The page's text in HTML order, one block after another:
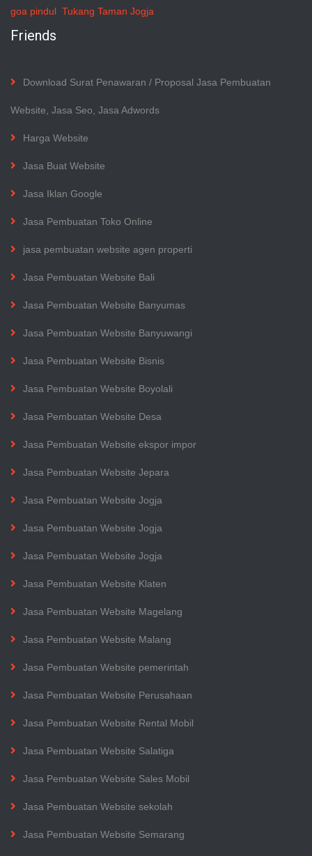
goa pindul Tukang Taman Jogja
Friends
Download Surat Penawaran / Proposal Jasa Pembuatan
Website, Jasa Seo, Jasa Adwords
Harga Website
Jasa Buat Website
Jasa Iklan Google
Jasa Pembuatan Toko Online
jasa pembuatan website agen properti
Jasa Pembuatan Website Bali
Jasa Pembuatan Website Banyumas
Jasa Pembuatan Website Banyuwangi
Jasa Pembuatan Website Bisnis
Jasa Pembuatan Website Boyolali
Jasa Pembuatan Website Desa
Jasa Pembuatan Website ekspor impor
Jasa Pembuatan Website Jepara
Jasa Pembuatan Website Jogja
Jasa Pembuatan Website Jogja
Jasa Pembuatan Website Jogja
Jasa Pembuatan Website Klaten
Jasa Pembuatan Website Magelang
Jasa Pembuatan Website Malang
Jasa Pembuatan Website pemerintah
Jasa Pembuatan Website Perusahaan
Jasa Pembuatan Website Rental Mobil
Jasa Pembuatan Website Salatiga
Jasa Pembuatan Website Sales Mobil
Jasa Pembuatan Website sekolah
Jasa Pembuatan Website Semarang